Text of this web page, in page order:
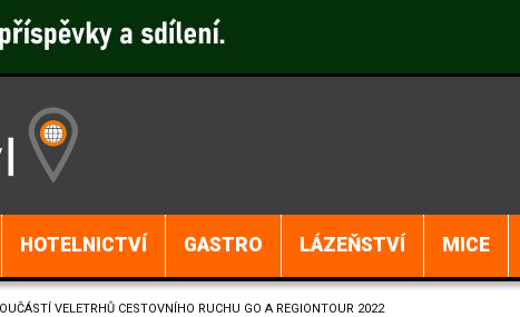
HOTELNICTVÍ GASTRO LÁZEŇSTVÍ MICE
VELETRHŮ CESTOVNÍHO RUCHU GO A REGIONTOUR 2022